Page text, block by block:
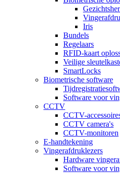
Iris
Bundels
Regelaars
RFID-kaart
Veilige
SmartLocks
Biometrische software
Software voor
CCTV
CCTV-
CCTV camera's
CCTV-monitoren
E-handtekening
Vingerafdruklezers
Hardware
Software voor